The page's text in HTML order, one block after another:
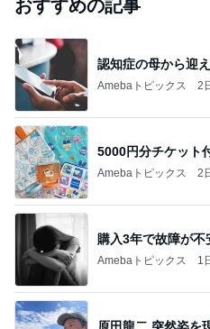
おすすめの記事
認知症の母から迎
Amebaトピックス 2
5000円分チケット
Amebaトピックス 2
購入3年で故障が不
Amebaトピックス 1
原田龍二 突然姿を